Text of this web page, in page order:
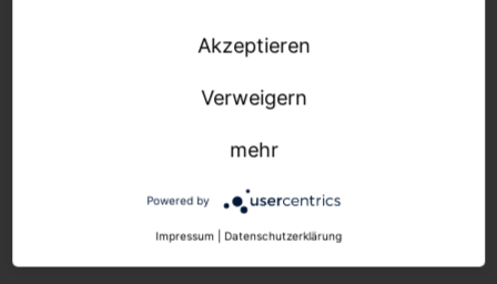
Straßentunnel und Unterführungen
Zu- und Abfahrtsbereiche
Mehr erfahren
Akzeptieren
Verweigern
mehr
Powered by
Impressum Datenschutzerklärung